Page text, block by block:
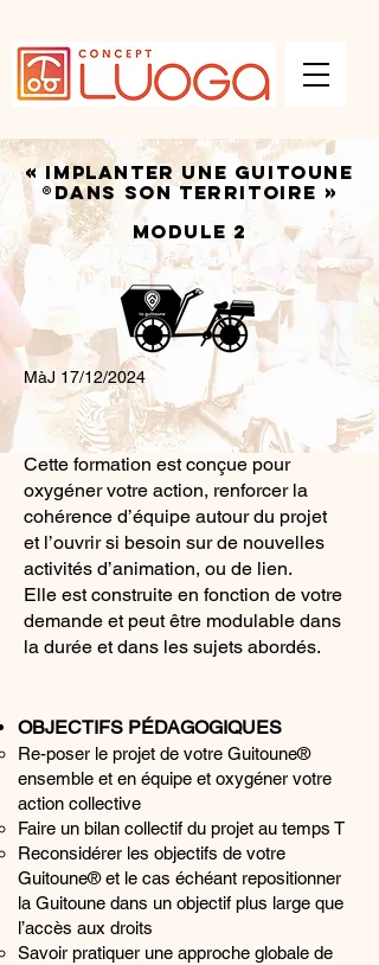
« IMPLANTER UNE GUITOUNE
®DANS SON TERRITOIRE »
Module 2
MàJ 17/12/2024
Cette formation est conçue pour
oxygéner votre action, renforcer la
cohérence d’équipe autour du projet
et l’ouvrir si besoin sur de nouvelles
activités d’animation, ou de lien.
Elle est construite en fonction de votre
demande et peut être modulable dans
la durée et dans les sujets abordés.
OBJECTIFS PÉDAGOGIQUES
Re-poser le projet de votre Guitoune®
ensemble et en équipe et oxygéner votre
action collective
Faire un bilan collectif du projet au temps T
Reconsidérer les objectifs de votre
Guitoune® et le cas échéant repositionner
la Guitoune dans un objectif plus large que
l’accès aux droits
Savoir pratiquer une approche globale de